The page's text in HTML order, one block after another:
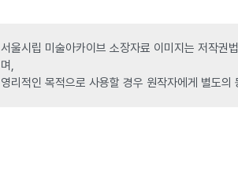
서울시립 미술아카이브 소장자료 이미지는 저작권
며,
영리적인 목적으로 사용할 경우 원작자에게 별도의